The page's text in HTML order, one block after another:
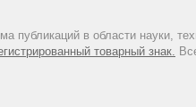
в области науки,
товарный знак.